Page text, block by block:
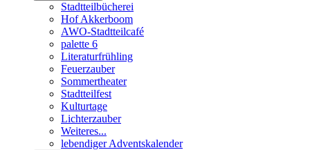
Stadtteilbücherei
Hof Akkerboom
AWO-Stadtteilcafé
palette 6
Literaturfrühling
Feuerzauber
Sommertheater
Stadtteilfest
Kulturtage
Lichterzauber
Weiteres...
lebendiger Adventskalender